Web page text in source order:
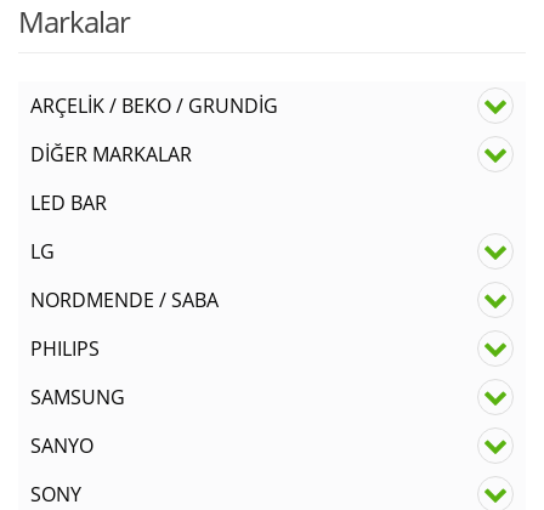
Markalar
ARÇELİK / BEKO / GRUNDİG
DİĞER MARKALAR
LED BAR
LG
NORDMENDE / SABA
PHILIPS
SAMSUNG
SANYO
SONY